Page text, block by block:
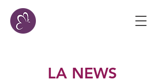
LA NEWS